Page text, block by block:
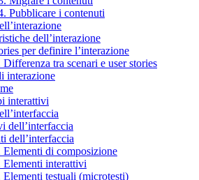
Pubblicare i contenuti
dell’interazione
per definire l’interazione
Differenza tra scenari e user stories
interazione
interattivi
dell’interfaccia
dell’interfaccia
Elementi di composizione
Elementi interattivi
Elementi testuali (microtesti)